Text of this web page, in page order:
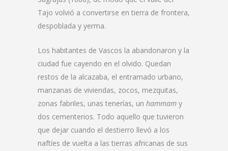
Tajo volvió a convertirse en tierra de frontera,
despoblada y yerma.
Los habitantes de Vascos la abandonaron y la
ciudad fue cayendo en el olvido. Quedan
restos de la alcazaba, el entramado urbano,
manzanas de viviendas, zocos, mezquitas,
zonas fabriles, unas tenerías, un hammam y
dos cementerios. Todo aquello que tuvieron
que dejar cuando el destierro llevó a los
naftíes de vuelta a las tierras africanas de sus